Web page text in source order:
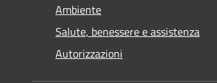
Ambiente
Salute, benessere e assistenza
Autorizzazioni